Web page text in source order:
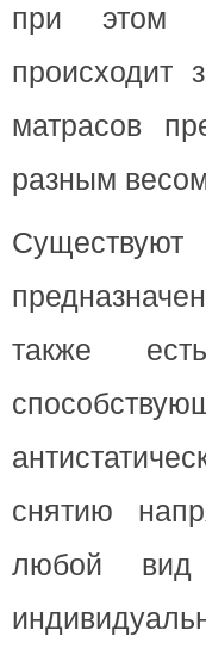
при этом
происходит
матрасов
разным
также
снятию
любой вид